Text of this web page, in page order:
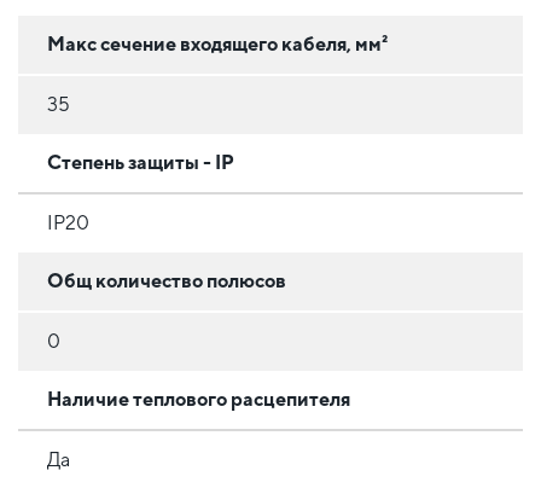
Макс сечение входящего кабеля, мм²
35
Степень защиты - IP
IP20
Общ количество полюсов
0
Наличие теплового расцепителя
Да